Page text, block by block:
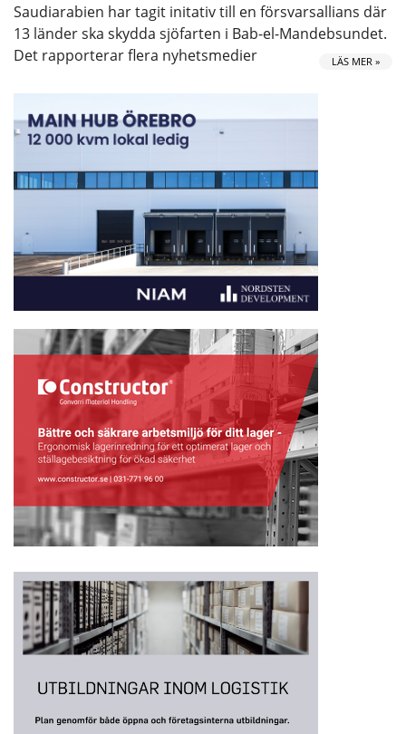
Saudiarabien har tagit initativ till en försvarsallians där
13 länder ska skydda sjöfarten i Bab-el-Mandebsundet.
Det rapporterar flera nyhetsmedier
LÄS MER »